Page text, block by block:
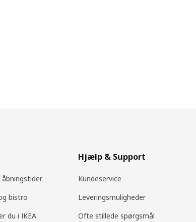
åbningstider
bistro
du i IKEA
Hjælp & Support
Kundeservice
Leveringsmuligheder
Ofte stillede spørgsmål